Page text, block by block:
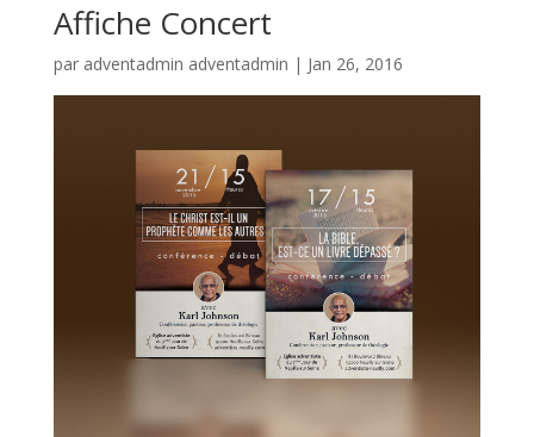
Affiche Concert
par adventadmin adventadmin | Jan 26, 2016